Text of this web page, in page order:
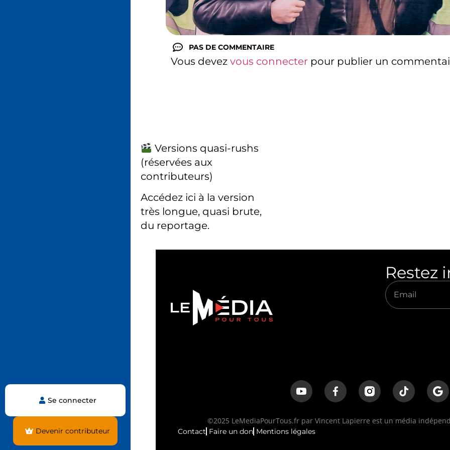
Se connecter
Devenir contributeur
PAS DE COMMENTAIRE
Vous devez vous connecter pour publier un
Versions quasi-rushs
(réservées aux
contributeurs)
Accédez ici à la version
très longue, quasi brute,
du reportage.
Restez
©2025 LeMediaPourTous.fr par Vincent Lapierre est un média
Contact Faire un don Mentions légales